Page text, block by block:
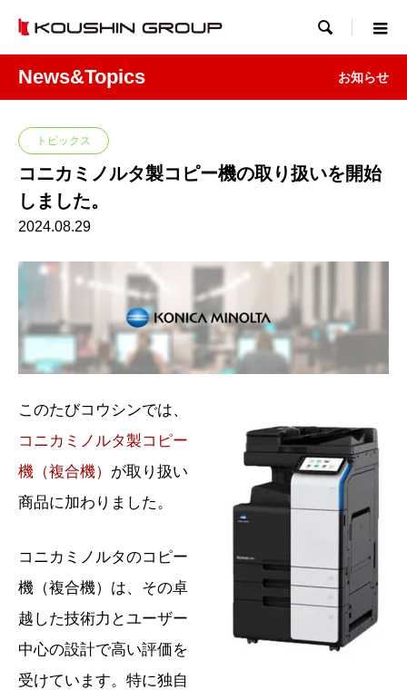

News&Topics お知らせ
トピックス
コニカミノルタ製コピー機の取り扱いを開始
しました。
2024.08.29
このたびコウシンでは、
コニカミノルタ製コピー
機（複合機） が取り扱い
商品に加わりました。
コニカミノルタのコピー
機（複合機）は、その卓
越した技術力とユーザー
中心の設計で高い評価を
受けています。特に独自